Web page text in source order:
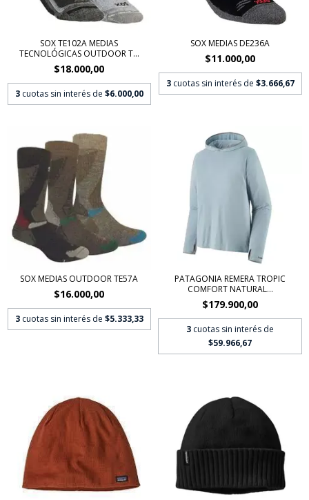
SOX TE102A MEDIAS
TECNOLÓGICAS OUTDOOR T...
$18.000,00
3 cuotas sin interés de $6.000,00
SOX MEDIAS DE236A
$11.000,00
3 cuotas sin interés de $3.666,67
SOX MEDIAS OUTDOOR TE57A
$16.000,00
3 cuotas sin interés de $5.333,33
PATAGONIA REMERA TROPIC
COMFORT NATURAL...
$179.900,00
3 cuotas sin interés de
$59.966,67